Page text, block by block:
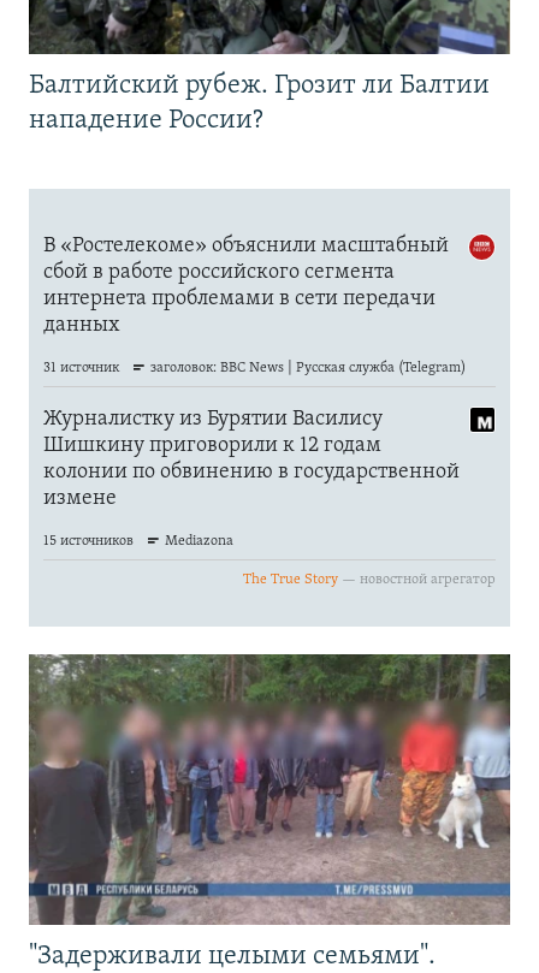
Балтийский рубеж. Грозит ли Балтии
нападение России?
"Задерживали целыми семьями".